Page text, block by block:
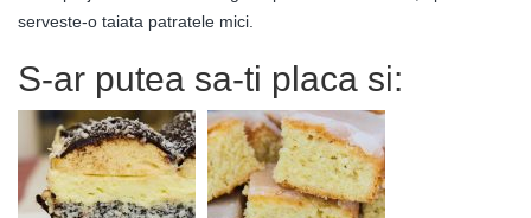
serveste-o taiata patratele mici.
S-ar putea sa-ti placa si: